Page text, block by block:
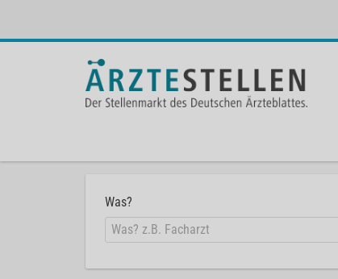
Was?